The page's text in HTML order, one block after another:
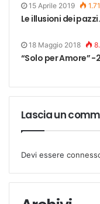
15 Aprile 2019
Le illusioni dei
18 Maggio 2018
“Solo per Amore” -
Lascia un
Devi essere